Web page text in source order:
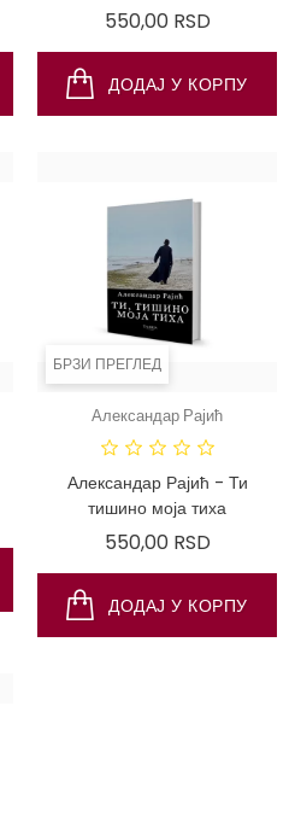
550,00 RSDЦена
ДОДАЈ У КОРПУ
БРЗИ ПРЕГЛЕД
Александар Рајић
Александар Рајић - Ти
тишино моја тиха
550,00 RSDЦена
ДОДАЈ У КОРПУ